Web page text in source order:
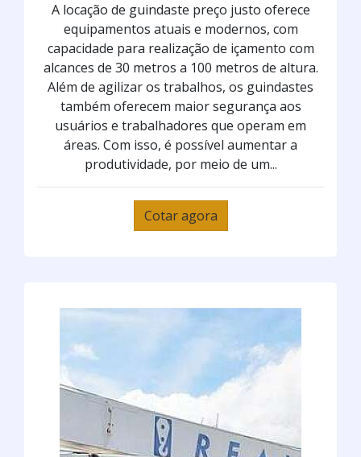
A locação de guindaste preço justo oferece
equipamentos atuais e modernos, com
capacidade para realização de içamento com
alcances de 30 metros a 100 metros de altura.
Além de agilizar os trabalhos, os guindastes
também oferecem maior segurança aos
usuários e trabalhadores que operam em
áreas. Com isso, é possível aumentar a
produtividade, por meio de um...
Cotar agora